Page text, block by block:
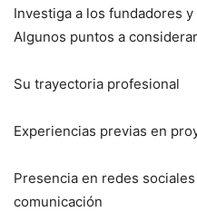
Investiga a los fundadores
Algunos puntos a
Su trayectoria profesional
Experiencias previas en
Presencia en redes
comunicación